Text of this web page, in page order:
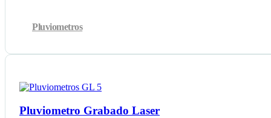
Pluviometros
Pluviometro Grabado Laser